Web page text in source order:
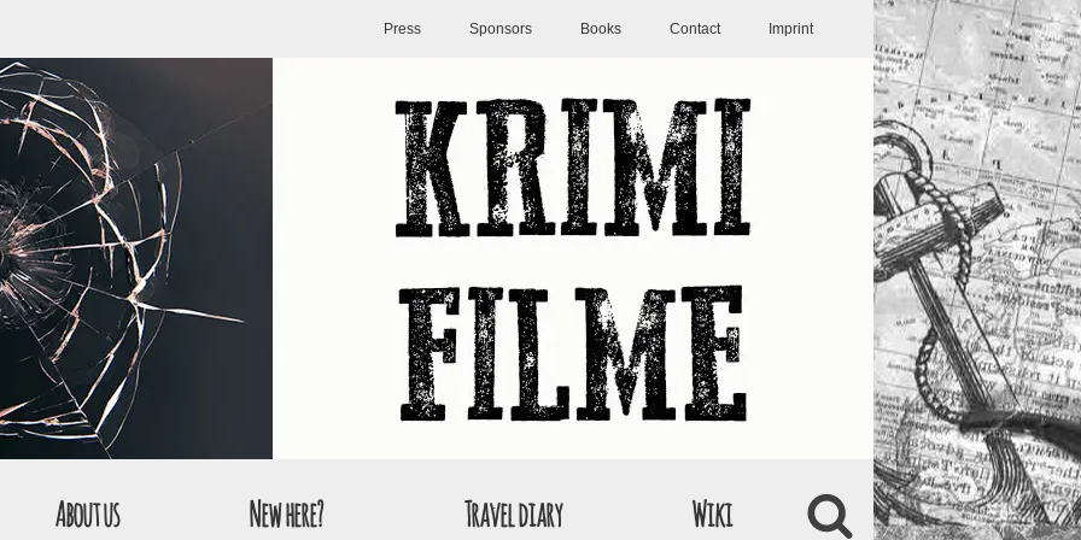
Press Sponsors Books Contact Imprint
About us New here? Travel diary Wiki